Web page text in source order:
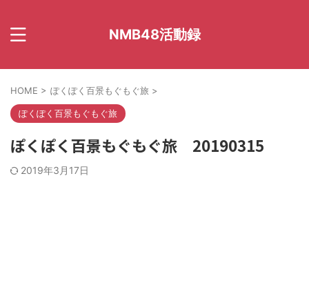
NMB48活動録
HOME > ぽくぽく百景もぐもぐ旅 >
ぽくぽく百景もぐもぐ旅
ぽくぽく百景もぐもぐ旅 20190315
2019年3月17日